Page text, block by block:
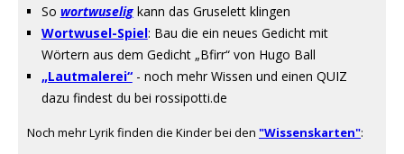
So wortwuseligkann das Gruselett klingen
Wortwusel-Spiel: Bau die ein neues Gedicht mit
Wörtern aus dem Gedicht „Bfirr“ von Hugo Ball
„Lautmalerei“- noch mehr Wissen und einen QUIZ
dazu findest du bei rossipotti.de
Noch mehr Lyrik finden die Kinder bei den "Wissenskarten":